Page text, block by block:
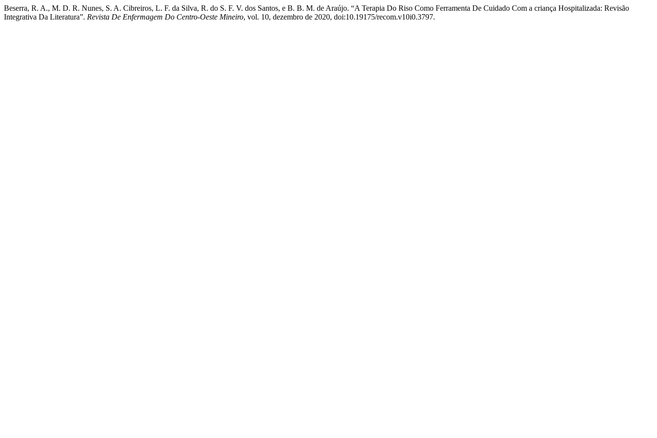
Beserra, R. A., M. D. R. Nunes, S. A. Cibreiros, L. F. da Silva, R. do S. F. V. dos Santos, e B. B. M. de Araújo. “A Terapia Do Riso Como Ferramenta De Cuidado Com a criança Hospitalizada: Revisão
Integrativa Da Literatura”. Revista De Enfermagem Do Centro-Oeste Mineiro, vol. 10, dezembro de 2020, doi:10.19175/recom.v10i0.3797.